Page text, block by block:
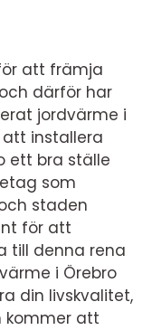
att främja
därför har
jordvärme i
installera
ett bra ställe
som
staden
för att
till denna rena
i Örebro
din livskvalitet,
kommer att